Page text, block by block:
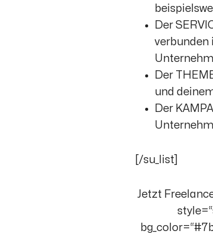
Der
verbunden
Der
und
Der
[/su_list]
Jetzt